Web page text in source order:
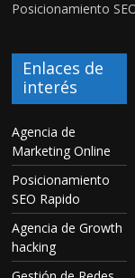
Posicionamiento
Enlaces de
interés
Agencia de
Marketing Online
Posicionamiento
SEO Rapido
Agencia de Growth
hacking